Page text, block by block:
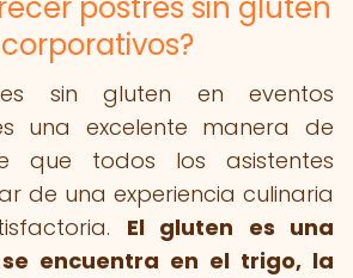
sin gluten en eventos
una excelente manera de
que todos los asistentes
de una experiencia culinaria
El gluten es una
encuentra en el trigo, la